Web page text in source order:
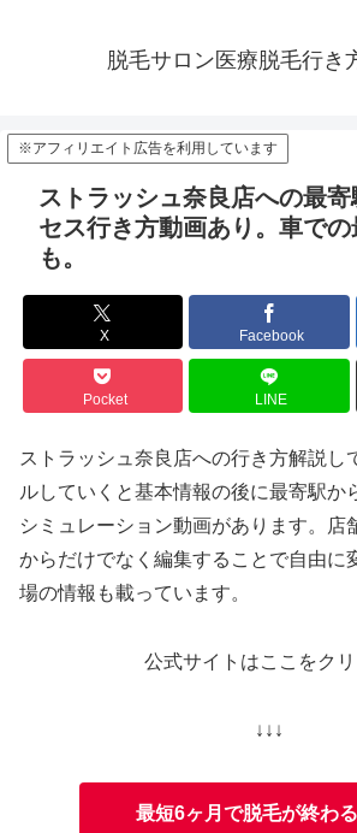
脱毛サロン医療脱毛行き
※アフィリエイト広告を利用しています
ストラッシュ奈良店への最
セス行き方動画あり。車での
も。
X Facebook
Pocket LINE
ストラッシュ奈良店への行き方解説し
ルしていくと基本情報の後に最寄駅か
シミュレーション動画があります。店
からだけでなく編集することで自由に
場の情報も載っています。
公式サイトはここをクリ
↓↓↓
最短6ヶ月で脱毛が終わる